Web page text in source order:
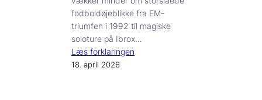
fodboldøjeblikke fra EM-
triumfen i 1992 til magiske
soloture på Ibrox…
Læs forklaringen
18. april 2026